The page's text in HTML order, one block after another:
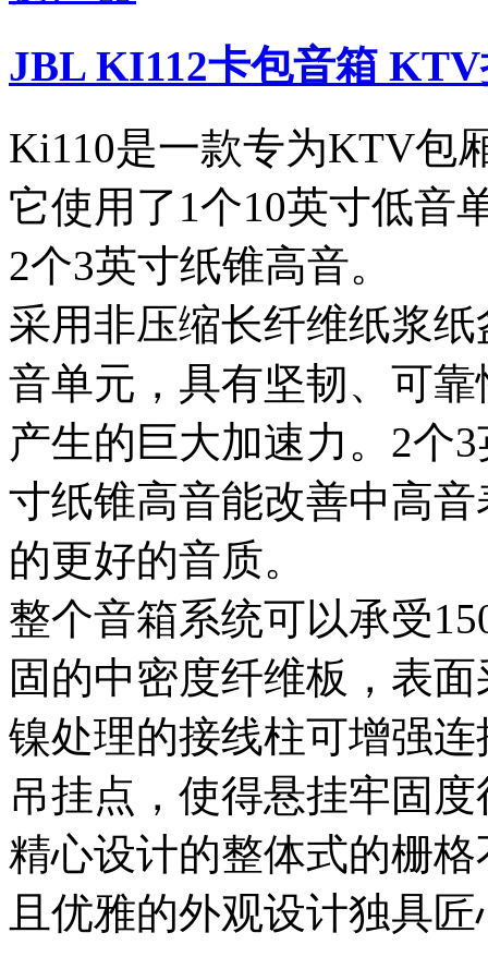
JBL KI112卡包音箱
Ki110是一款专为KTV包
它使用了1个10英寸低音
2个3英寸纸锥高音。
采用非压缩长纤维纸浆
音单元，具有坚韧、可
产生的巨大加速力。2个
寸纸锥高音能改善中高
的更好的音质。
整个音箱系统可以承受
固的中密度纤维板，表
镍处理的接线柱可增强
吊挂点，使得悬挂牢固
精心设计的整体式的栅
且优雅的外观设计独具